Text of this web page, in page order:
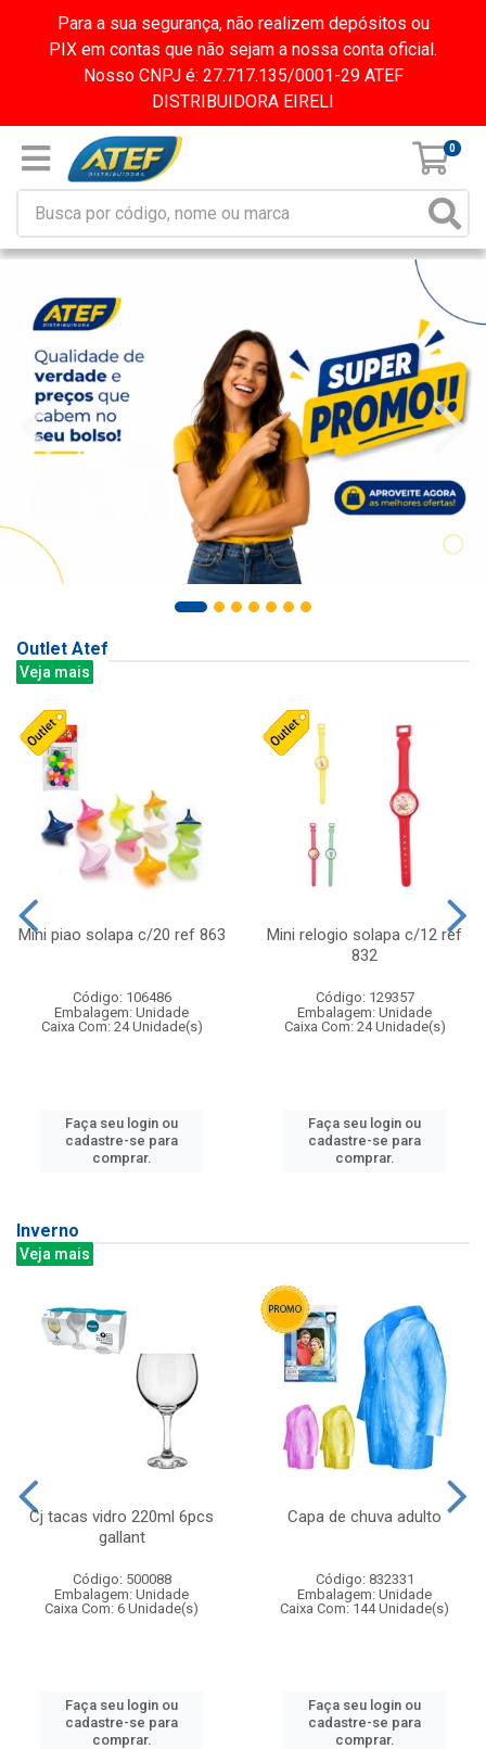
Para a sua segurança, não realizem depósitos ou
PIX em contas que não sejam a nossa conta oficial.
Nosso CNPJ é: 27.717.135/0001-29 ATEF
DISTRIBUIDORA EIRELI
0
Outlet Atef
Veja mais
Mini piao solapa c/20 ref 863
Código: 106486
Embalagem: Unidade
Caixa Com: 24 Unidade(s)
Faça seu login ou
cadastre-se para
comprar.
Mini relogio solapa c/12 ref
832
Código: 129357
Embalagem: Unidade
Caixa Com: 24 Unidade(s)
Faça seu login ou
cadastre-se para
comprar.
Inverno
Veja mais
Cj tacas vidro 220ml 6pcs
gallant
Código: 500088
Embalagem: Unidade
Caixa Com: 6 Unidade(s)
Faça seu login ou
cadastre-se para
comprar.
Capa de chuva adulto
Código: 832331
Embalagem: Unidade
Caixa Com: 144 Unidade(s)
Faça seu login ou
cadastre-se para
comprar.